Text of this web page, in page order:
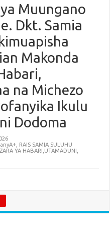
Muungano
Dkt. Samia
Makonda
na Michezo
Ikulu
Dodoma
RAIS SAMIA SULUHU
YA HABARI,UTAMADUNI,